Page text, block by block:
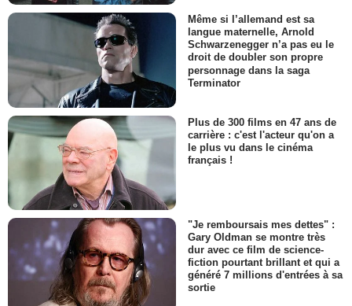
Même si l’allemand est sa
langue maternelle, Arnold
Schwarzenegger n’a pas eu le
droit de doubler son propre
personnage dans la saga
Terminator
Plus de 300 films en 47 ans de
carrière : c'est l'acteur qu'on a
le plus vu dans le cinéma
français !
"Je remboursais mes dettes" :
Gary Oldman se montre très
dur avec ce film de science-
fiction pourtant brillant et qui a
généré 7 millions d'entrées à sa
sortie